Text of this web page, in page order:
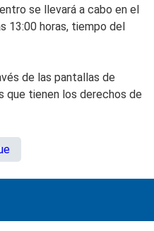
se llevará a cabo en el
13:00 horas, tiempo del
de las pantallas de
que tienen los derechos de